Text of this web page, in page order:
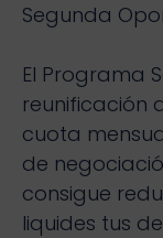
Segunda
El Programa
reunificación
cuota
de
consigue
liquides tus